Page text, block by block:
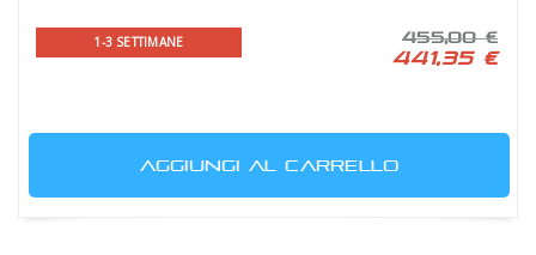
1-3 SETTIMANE 455,00 €
441,35 €
AGGIUNGI AL CARRELLO